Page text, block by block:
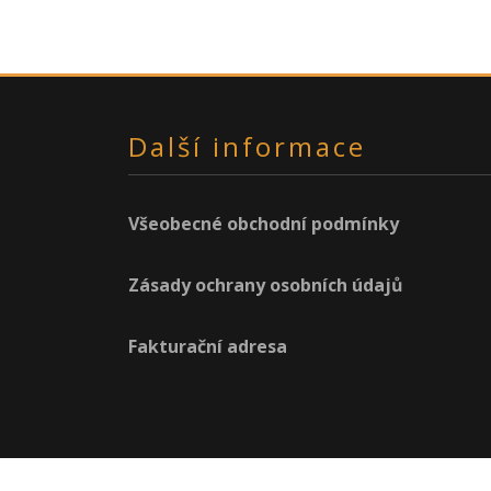
Další informace
Všeobecné obchodní podmínky
Zásady ochrany osobních údajů
Fakturační adresa